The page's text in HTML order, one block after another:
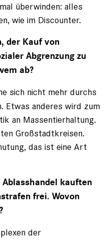
überwinden: alles
wie im Discounter.
der Kauf von
Abgrenzung zu
ab?
sich nicht mehr durchs
Etwas anderes wird zum
an Massentierhaltung.
Großstadtkreisen.
das ist eine Art
kauften
frei. Wovon
der